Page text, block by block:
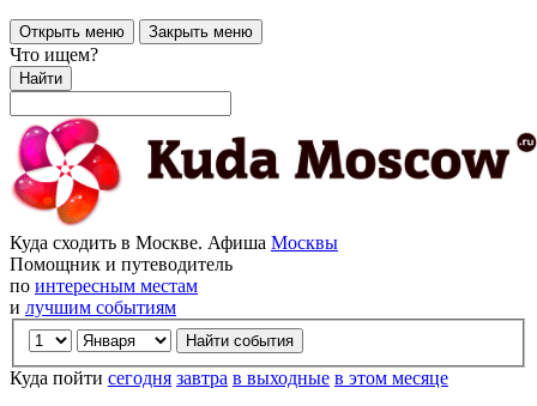
Открыть меню Закрыть меню
Что ищем?
Найти
Куда сходить в Москве. Афиша Москвы
Помощник и путеводитель
по интересным местам
и лучшим событиям
Куда пойти сегодня завтра в выходные в этом месяце